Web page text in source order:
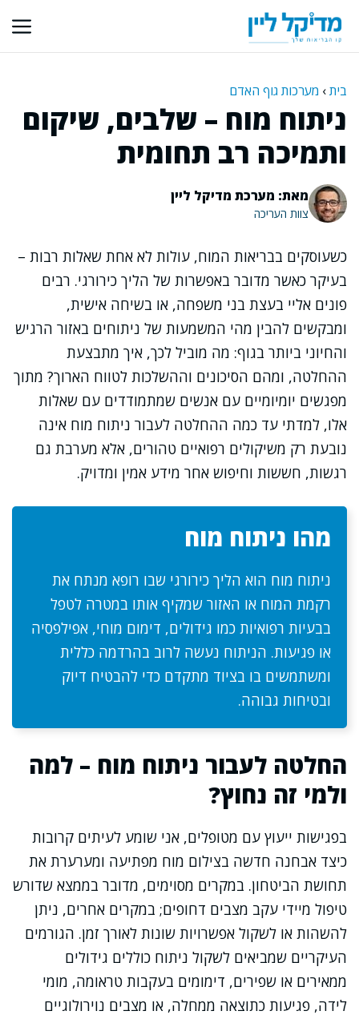
לתוכן
בית› מערכות גוף האדם
ניתוח מוח – שלבים, שיקום
ותמיכה רב תחומית
מאת: מערכת מדיקל ליין
צוות העריכה
כשעוסקים בבריאות המוח, עולות לא אחת שאלות רבות –
בעיקר כאשר מדובר באפשרות של הליך כירורגי. רבים
פונים אליי בעצת בני משפחה, או בשיחה אישית,
ומבקשים להבין מהי המשמעות של ניתוחים באזור הרגיש
והחיוני ביותר בגוף: מה מוביל לכך, איך מתבצעת
ההחלטה, ומהם הסיכונים וההשלכות לטווח הארוך? מתוך
מפגשים יומיומיים עם אנשים שמתמודדים עם שאלות
אלו, למדתי עד כמה ההחלטה לעבור ניתוח מוח אינה
נובעת רק משיקולים רפואיים טהורים, אלא מערבת גם
רגשות, חששות וחיפוש אחר מידע אמין ומדויק.
מהו ניתוח מוח
ניתוח מוח הוא הליך כירורגי שבו רופא מנתח את
רקמת המוח או האזור שמקיף אותו במטרה לטפל
בבעיות רפואיות כמו גידולים, דימום מוחי, אפילפסיה
או פגיעות. הניתוח נעשה לרוב בהרדמה כללית
ומשתמשים בו בציוד מתקדם כדי להבטיח דיוק
ובטיחות גבוהה.
החלטה לעבור ניתוח מוח – למה
ולמי זה נחוץ?
בפגישות ייעוץ עם מטופלים, אני שומע לעיתים קרובות
כיצד אבחנה חדשה בצילום מוח מפתיעה ומערערת את
תחושת הביטחון. במקרים מסוימים, מדובר בממצא שדורש
טיפול מיידי עקב מצבים דחופים; במקרים אחרים, ניתן
להשהות או לשקול אפשרויות שונות לאורך זמן. הגורמים
העיקריים שמביאים לשקול ניתוח כוללים גידולים
ממאירים או שפירים, דימומים בעקבות טראומה, מומי
לידה, פגיעות כתוצאה ממחלה, או מצבים נוירולוגיים